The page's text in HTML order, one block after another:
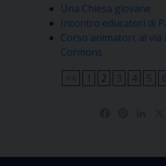
Una Chiesa giovane
Incontro educatori di
Corso animatori: al via
Cormons
<<
1 2 3 4 5 6